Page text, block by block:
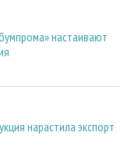
настаивают
нарастила экспорт